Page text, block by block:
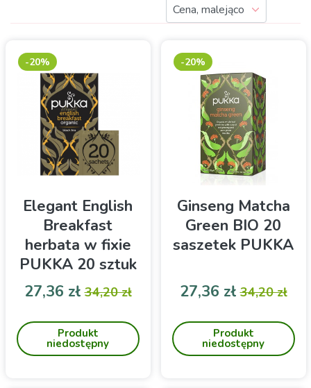
Elegant English
Breakfast
herbata w fixie
PUKKA 20 sztuk
saszetkach do zaparzania
Cena
27,36 złCena podstawowa
34,20 zł
Produkt
niedostępny
-20%
Ginseng Matcha
Green BIO 20
saszetek PUKKA
z zieloną senchą i
czerwonym żeń-szeniem
Cena
27,36 złCena
34,20 zł
Produkt
niedostępny
-20%